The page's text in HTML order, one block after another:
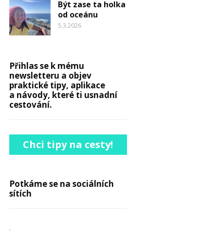
Být zase ta holka
od oceánu
5.3.2026
Přihlas se k mému
newsletteru a objev
praktické tipy, aplikace
a návody, které ti usnadní
cestování.
Chci tipy na cesty!
Potkáme se na sociálních
sítích